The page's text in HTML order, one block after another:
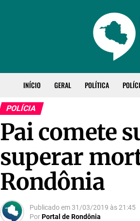
INÍCIO GERAL POLÍTICA
POLÍCIA
Pai comete
superar
Rondônia
Publicado em 31/03/2019 às21:45
PorPortal de Rondônia